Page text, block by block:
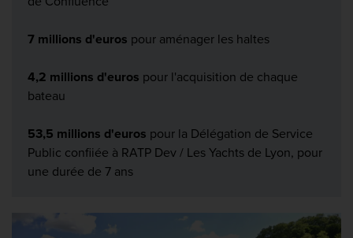
7 millions d'euros pour aménager les haltes
4,2 millions d'euros pour l'acquisition de chaque
bateau
53,5 millions d'euros pour la Délégation de Service
Public confiiée à RATP Dev / Les Yachts de Lyon, pour
une durée de 7 ans